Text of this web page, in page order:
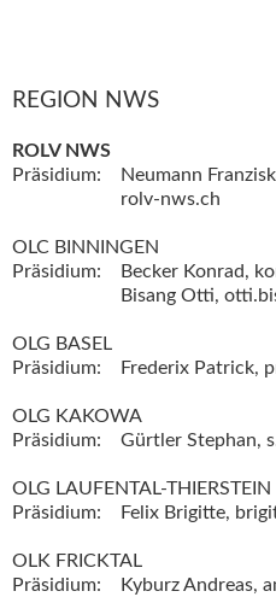
REGION NWS
ROLV NWS
Präsidium:
Neumann
rolv-nws.ch
OLC BINNINGEN
Präsidium:
Becker Konrad,
Bisang Otti,
OLG BASEL
Präsidium:
Frederix Patrick,
OLG KAKOWA
Präsidium:
Gürtler Stephan,
OLG LAUFENTAL-THIERSTEIN
Präsidium:
Felix Brigitte,
OLK FRICKTAL
Präsidium:
Kyburz Andreas,